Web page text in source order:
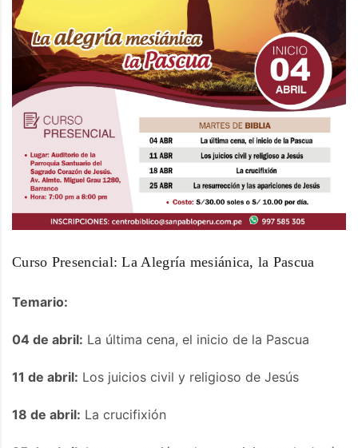
Curso Presencial: La Alegría mesiánica, la Pascua
Temario:
04 de abril: La última cena, el inicio de la Pascua
11 de abril: Los juicios civil y religioso de Jesús
18 de abril: La crucifixión